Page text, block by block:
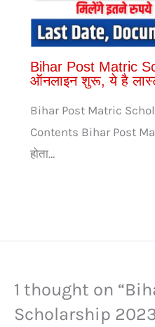
Bihar Post Matric
ऑनलाइन शुरू, ये है
Bihar Post Matric
Contents Bihar Post
होता…
1 thought on
Scholarship